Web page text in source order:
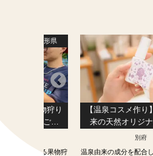
山形県
】旬の果物狩り
んぼ＆りんご狩
産付き
・月山
旬を収穫する果物狩
【温泉コスメ作り
来の天然オリジ
別府
温泉由来の成分を配合